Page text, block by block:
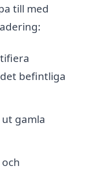
till med
befintliga
gamla